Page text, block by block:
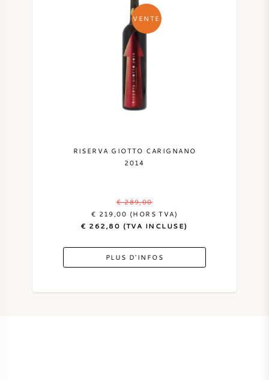
SAUVIGNON BLANC
SYRAH / SHIRAZ
VENTE
RISERVA GIOTTO CARIGNANO
2014
€ 289,00
€ 219,00 (HORS TVA)
€ 262,80 (TVA INCLUSE)
PLUS D'INFOS